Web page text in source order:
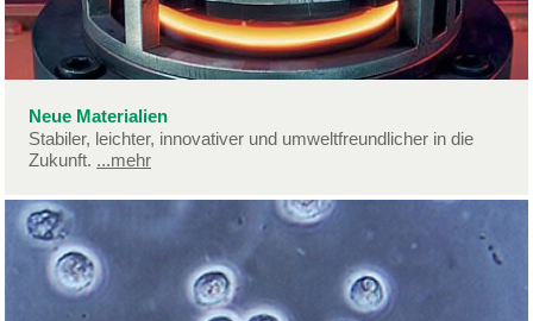
Neue Materialien
Stabiler, leichter, innovativer und umweltfreundlicher in die
Zukunft. ...mehr